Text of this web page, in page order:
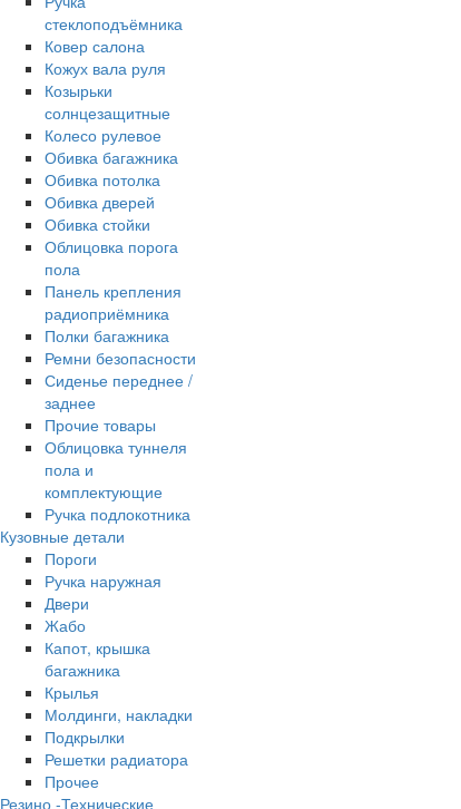
стеклоподъёмника
Ковер салона
Кожух вала руля
Козырьки
солнцезащитные
Колесо рулевое
Обивка багажника
Обивка потолка
Обивка дверей
Обивка стойки
Облицовка порога
пола
Панель крепления
радиоприёмника
Полки багажника
Ремни безопасности
Сиденье переднее /
заднее
Прочие товары
Облицовка туннеля
пола и
комплектующие
Ручка подлокотника
Кузовные детали
Пороги
Ручка наружная
Двери
Жабо
Капот, крышка
багажника
Крылья
Молдинги, накладки
Подкрылки
Решетки радиатора
Прочее
Резино -Технические